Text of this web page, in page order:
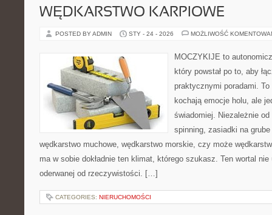
WĘDKARSTWO KARPIOWE
POSTED BY ADMIN STY - 24 - 2026 MOŻLIWOŚĆ
MOCZYKIJE to
który powstał po to, aby
praktycznymi poradami.
kochają emocje holu, ale
świadomiej. Niezależnie
spinning, zasiadki na
wędkarstwo muchowe, wędkarstwo morskie, czy może
ma w sobie dokładnie ten klimat, którego szukasz. Ten wortal
oderwanej od rzeczywistości. […]
CATEGORIES: NIERUCHOMOŚCI